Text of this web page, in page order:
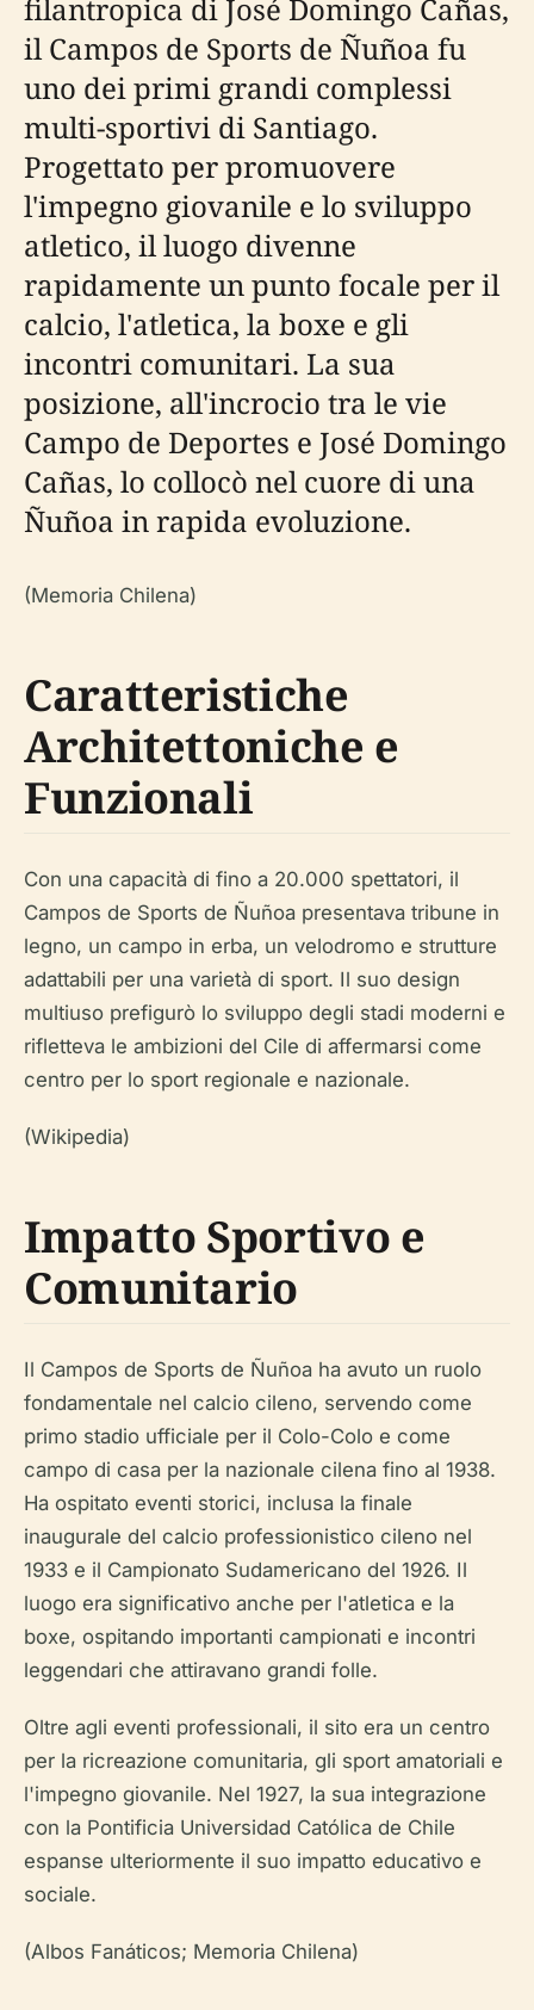
filantropica di José Domingo Cañas,
il Campos de Sports de Ñuñoa fu
uno dei primi grandi complessi
multi-sportivi di Santiago.
Progettato per promuovere
l'impegno giovanile e lo sviluppo
atletico, il luogo divenne
rapidamente un punto focale per il
calcio, l'atletica, la boxe e gli
incontri comunitari. La sua
posizione, all'incrocio tra le vie
Campo de Deportes e José Domingo
Cañas, lo collocò nel cuore di una
Ñuñoa in rapida evoluzione.
(Memoria Chilena)
Caratteristiche
Architettoniche e
Funzionali
Con una capacità di fino a 20.000 spettatori, il
Campos de Sports de Ñuñoa presentava tribune in
legno, un campo in erba, un velodromo e strutture
adattabili per una varietà di sport. Il suo design
multiuso prefigurò lo sviluppo degli stadi moderni e
rifletteva le ambizioni del Cile di affermarsi come
centro per lo sport regionale e nazionale.
(Wikipedia)
Impatto Sportivo e
Comunitario
Il Campos de Sports de Ñuñoa ha avuto un ruolo
fondamentale nel calcio cileno, servendo come
primo stadio ufficiale per il Colo-Colo e come
campo di casa per la nazionale cilena fino al 1938.
Ha ospitato eventi storici, inclusa la finale
inaugurale del calcio professionistico cileno nel
1933 e il Campionato Sudamericano del 1926. Il
luogo era significativo anche per l'atletica e la
boxe, ospitando importanti campionati e incontri
leggendari che attiravano grandi folle.
Oltre agli eventi professionali, il sito era un centro
per la ricreazione comunitaria, gli sport amatoriali e
l'impegno giovanile. Nel 1927, la sua integrazione
con la Pontificia Universidad Católica de Chile
espanse ulteriormente il suo impatto educativo e
sociale.
(Albos Fanáticos; Memoria Chilena)